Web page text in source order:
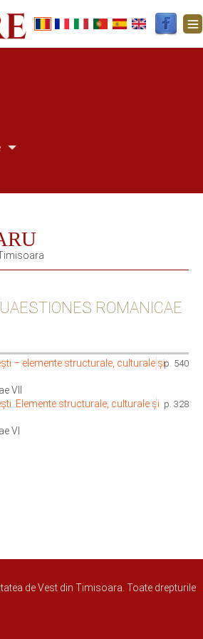
ROMANICAE
p. 540
– elemente structurale, culturale și
VII
p. 328
Elemente structurale, culturale și
VI
de Vest din Timisoara. Toate drepturile